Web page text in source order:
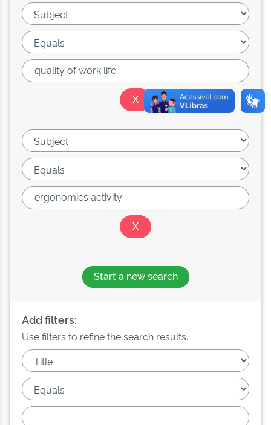
Start a new search
Add filters:
Use filters to refine the search results.